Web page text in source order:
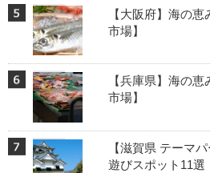
【大阪府】海の
市場】
【兵庫県】海の
市場】
【滋賀県 テーマ
遊びスポット11選